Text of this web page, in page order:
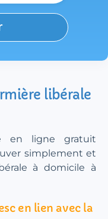
libérale
en ligne gratuit
simplement et
à domicile à
en lien avec la